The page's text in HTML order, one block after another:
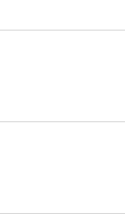
術館
える道
くだ先
る社会
ポイン